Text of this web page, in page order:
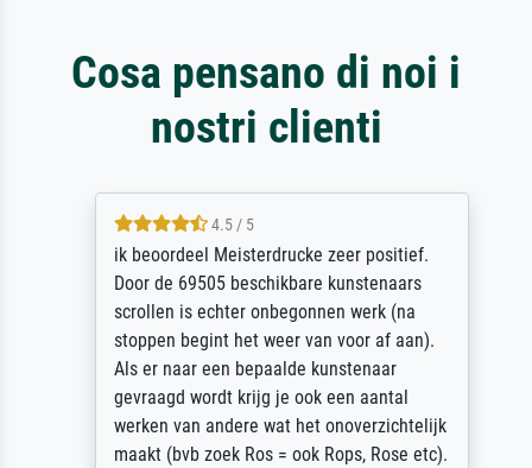
Cosa pensano di noi i
nostri clienti
4.5 / 5
ik beoordeel Meisterdrucke zeer positief.
Door de 69505 beschikbare kunstenaars
scrollen is echter onbegonnen werk (na
stoppen begint het weer van voor af aan).
Als er naar een bepaalde kunstenaar
gevraagd wordt krijg je ook een aantal
werken van andere wat het onoverzichtelijk
maakt (bvb zoek Ros = ook Rops, Rose etc).